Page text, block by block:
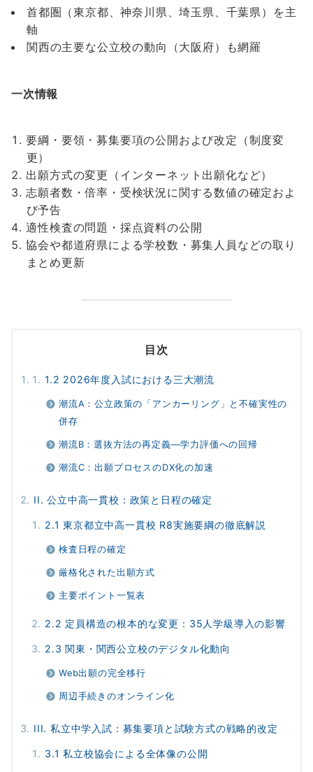
首都圏（東京都、神奈川県、埼玉県、千葉県）を主
軸
関西の主要な公立校の動向（大阪府）も網羅
一次情報
要綱・要領・募集要項の公開および改定（制度変
更）
出願方式の変更（インターネット出願化など）
志願者数・倍率・受検状況に関する数値の確定およ
び予告
適性検査の問題・採点資料の公開
協会や都道府県による学校数・募集人員などの取り
まとめ更新
目次
1.2 2026年度入試における三大潮流
潮流A：公立政策の「アンカーリング」と不確実性の
併存
潮流B：選抜方法の再定義―学力評価への回帰
潮流C：出願プロセスのDX化の加速
II. 公立中高一貫校：政策と日程の確定
2.1 東京都立中高一貫校 R8実施要綱の徹底解説
検査日程の確定
厳格化された出願方式
主要ポイント一覧表
2.2 定員構造の根本的な変更：35人学級導入の影響
2.3 関東・関西公立校のデジタル化動向
Web出願の完全移行
周辺手続きのオンライン化
III. 私立中学入試：募集要項と試験方式の戦略的改定
3.1 私立校協会による全体像の公開